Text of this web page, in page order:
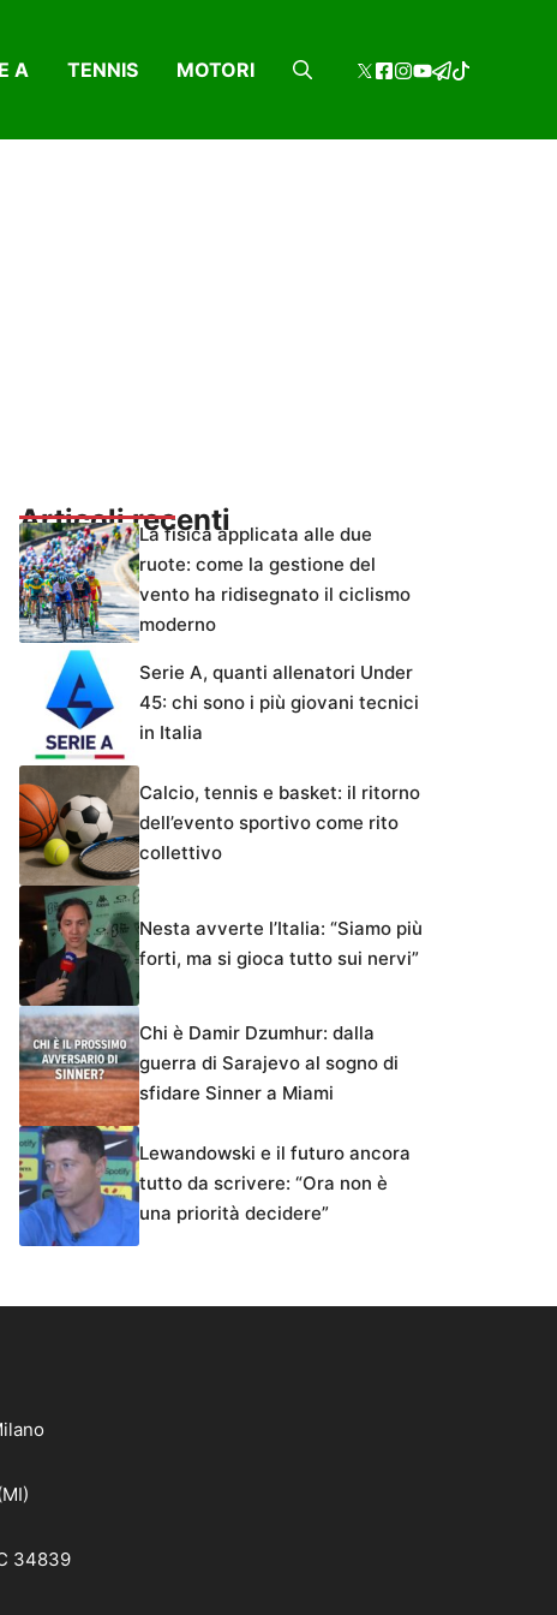
A TENNIS MOTORI
Articoli recentiLa fisica applicata alle due
ruote: come la gestione del
vento ha ridisegnato il ciclismo
moderno
Serie A, quanti allenatori Under
45: chi sono i più giovani tecnici
in Italia
Calcio, tennis e basket: il ritorno
dell’evento sportivo come rito
collettivo
Nesta avverte l’Italia: “Siamo più
forti, ma si gioca tutto sui nervi”
Chi è Damir Dzumhur: dalla
guerra di Sarajevo al sogno di
sfidare Sinner a Miami
Lewandowski e il futuro ancora
tutto da scrivere: “Ora non è
una priorità decidere”
34839